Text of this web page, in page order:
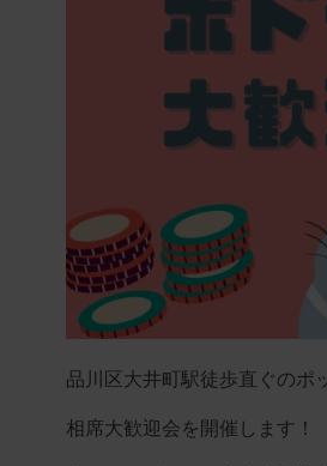
品川区大井町駅徒歩直ぐのポ
相席大歓迎会を開催します！